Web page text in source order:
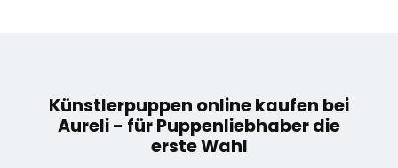
Künstlerpuppen online kaufen bei
Aureli - für Puppenliebhaber die
erste Wahl